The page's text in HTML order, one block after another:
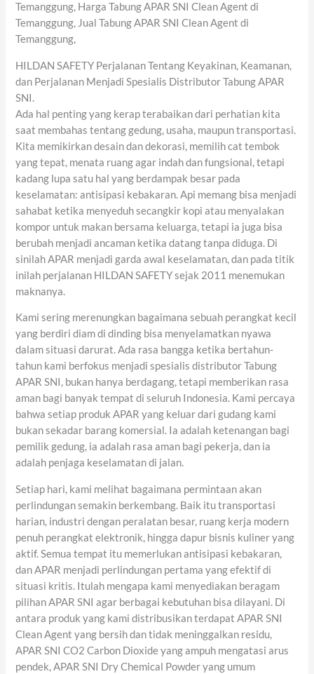
Temanggung, Harga Tabung APAR SNI Clean Agent di
Temanggung, Jual Tabung APAR SNI Clean Agent di
Temanggung,
HILDAN SAFETY Perjalanan Tentang Keyakinan, Keamanan,
dan Perjalanan Menjadi Spesialis Distributor Tabung APAR
SNI.
Ada hal penting yang kerap terabaikan dari perhatian kita
saat membahas tentang gedung, usaha, maupun transportasi.
Kita memikirkan desain dan dekorasi, memilih cat tembok
yang tepat, menata ruang agar indah dan fungsional, tetapi
kadang lupa satu hal yang berdampak besar pada
keselamatan: antisipasi kebakaran. Api memang bisa menjadi
sahabat ketika menyeduh secangkir kopi atau menyalakan
kompor untuk makan bersama keluarga, tetapi ia juga bisa
berubah menjadi ancaman ketika datang tanpa diduga. Di
sinilah APAR menjadi garda awal keselamatan, dan pada titik
inilah perjalanan HILDAN SAFETY sejak 2011 menemukan
maknanya.
Kami sering merenungkan bagaimana sebuah perangkat kecil
yang berdiri diam di dinding bisa menyelamatkan nyawa
dalam situasi darurat. Ada rasa bangga ketika bertahun-
tahun kami berfokus menjadi spesialis distributor Tabung
APAR SNI, bukan hanya berdagang, tetapi memberikan rasa
aman bagi banyak tempat di seluruh Indonesia. Kami percaya
bahwa setiap produk APAR yang keluar dari gudang kami
bukan sekadar barang komersial. Ia adalah ketenangan bagi
pemilik gedung, ia adalah rasa aman bagi pekerja, dan ia
adalah penjaga keselamatan di jalan.
Setiap hari, kami melihat bagaimana permintaan akan
perlindungan semakin berkembang. Baik itu transportasi
harian, industri dengan peralatan besar, ruang kerja modern
penuh perangkat elektronik, hingga dapur bisnis kuliner yang
aktif. Semua tempat itu memerlukan antisipasi kebakaran,
dan APAR menjadi perlindungan pertama yang efektif di
situasi kritis. Itulah mengapa kami menyediakan beragam
pilihan APAR SNI agar berbagai kebutuhan bisa dilayani. Di
antara produk yang kami distribusikan terdapat APAR SNI
Clean Agent yang bersih dan tidak meninggalkan residu,
APAR SNI CO2 Carbon Dioxide yang ampuh mengatasi arus
pendek, APAR SNI Dry Chemical Powder yang umum